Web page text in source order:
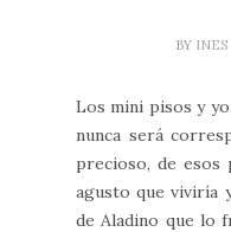
BY INES
Los mini pisos y
nunca será
precioso, de esos
agusto que viviría
de Aladino que lo